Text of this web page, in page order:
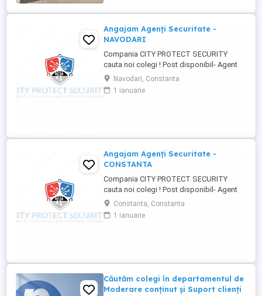
Angajam Agenți Securitate -
NAVODARI
Compania CITY PROTECT SECURITY
cauta noi colegi ! Post disponibil- Agent
de securitate: - KAUFLAND MARITIMO -
Bulevardul Aurel Vlaicu 218, 900380
Constanța - KAUFLAND NAVODARI -
Navodari, Constanta
1 ianuarie
Angajam Agenți Securitate -
CONSTANTA
Compania CITY PROTECT SECURITY
cauta noi colegi ! Post disponibil- Agent
de securitate: - KAUFLAND MARITIMO -
Bulevardul Aurel Vlaicu 218, 900380
Constanța - KAUFLAND NAVODARI -
Constanta, Constanta
1 ianuarie
Căutăm colegi în departamentul de
Moderare conținut și Suport clienți